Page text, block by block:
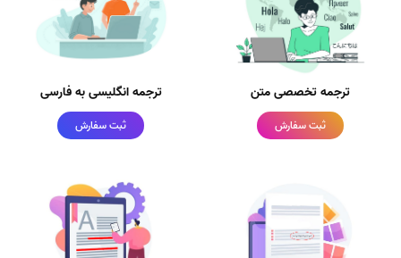
ترجمه تخصصی متن
ثبت سفارش
ترجمه انگلیسی به فارسی
ثبت سفارش